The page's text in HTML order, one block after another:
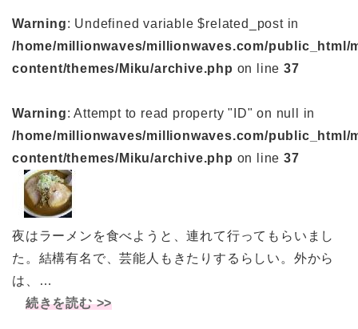
Warning: Undefined variable $related_post in
/home/millionwaves/millionwaves.com/public_html/
content/themes/Miku/archive.php on line37
Warning: Attempt to read property "ID" on null in
/home/millionwaves/millionwaves.com/public_html/
content/themes/Miku/archive.php on line37
夜はラーメンを食べようと、連れて行ってもらいまし
た。結構有名で、芸能人もきたりするらしい。外から
は、…
続きを読む >>